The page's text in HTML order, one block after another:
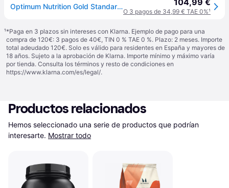
Optimum Nutrition Gold Standard 100% Whey Proteína en Polvo, 2.28kg 104,99 €
O 3 pagos de 34,99 € TAE 0%¹
¹*Paga en 3 plazos sin intereses con Klarna. Ejemplo de pago para una
compra de 120€: 3 pagos de 40€, TIN 0 % TAE 0 %. Plazo: 2 meses. Importe
total adeudado 120€. Solo es válido para residentes en España y mayores de
18 años. Sujeto a la aprobación de Klarna. Importe mínimo y máximo varía
por tienda. Consulta los términos y resto de condiciones en
https://www.klarna.com/es/legal/.
Productos relacionados
Hemos seleccionado una serie de productos que podrían
interesarte. Mostrar todo